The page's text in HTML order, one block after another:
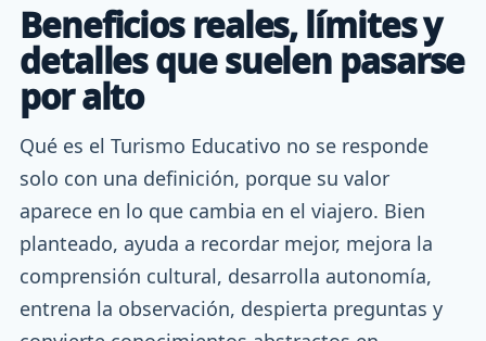
Beneficios reales, límites y
detalles que suelen pasarse
por alto
Qué es el Turismo Educativo no se responde
solo con una definición, porque su valor
aparece en lo que cambia en el viajero. Bien
planteado, ayuda a recordar mejor, mejora la
comprensión cultural, desarrolla autonomía,
entrena la observación, despierta preguntas y